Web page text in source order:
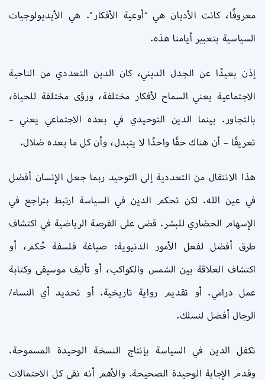
معروفًا، كانت الأديان هي “أوعية الأفكار”. هي الأيديولوجيات
السياسية بتعبير أيامنا هذه.
إذن بعيدًا عن الجدل الديني، كان الدين التعددي من الناحية
الاجتماعية يعني السماح لأفكار مختلفة، ورؤى مختلفة للحياة،
بالتجاور. بينما الدين التوحيدي في بعده الاجتماعي يعني –
تعريفًا – أن هناك حقًا واحدًا لا يتبدل، وأن كل ما بعده ضلال.
هذا الانتقال من التعددية إلى التوحيد ربما جعل الإنسان أفضل
في عين الله. لكن تحكم الدين في السياسة ارتبط بتراجع في
الإسهام الحضاري للبشر. قضى على الفرصة الرياضية في اكتشاف
طرق أفضل لفعل الأمور الدنيوية: صياغة فلسفة حُكم، أو
اكتشاف العلاقة بين الشمس والكواكب، أو تأليف موسيقى وكتابة
عمل درامي. أو تقديم رواية تاريخية. أو تحديد أي النساء/
الرجال أفضل لنسلك.
تكفل الدين في السياسة بإنتاج النسخة الوحيدة المسموحة.
وقدم الإجابة الوحيدة الصحيحة. والأهم أنه نفى كل الاحتمالات